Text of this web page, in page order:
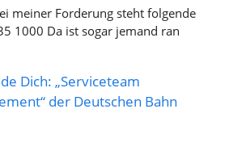
meiner Forderung steht folgende
1000 Da ist sogar jemand ran
Dich: „Serviceteam
der Deutschen Bahn